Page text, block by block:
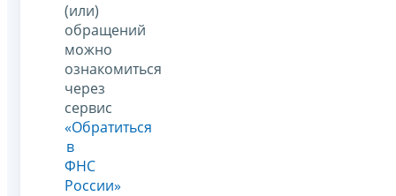
(или)
обращений
можно
ознакомиться
через
сервис
«Обратиться
в
ФНС
России»